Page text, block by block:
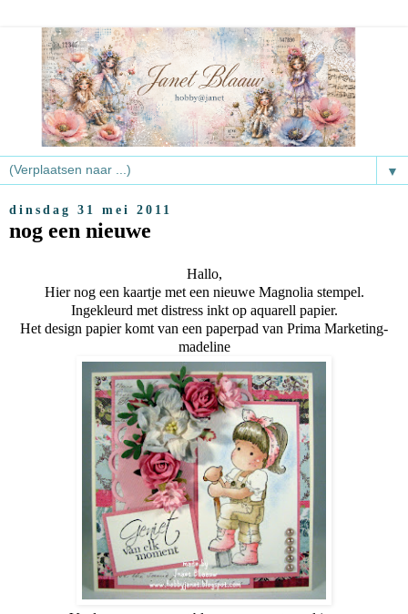
▼
dinsdag 31 mei 2011
nog een nieuwe
Hallo,
Hier nog een kaartje met een nieuwe Magnolia stempel.
Ingekleurd met distress inkt op aquarell papier.
Het design papier komt van een paperpad van Prima Marketing-
madeline